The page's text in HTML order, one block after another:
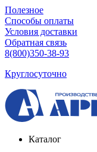
Полезное
Способы оплаты
Условия доставки
Обратная связь
8(800)350-38-93
Круглосуточно
Каталог